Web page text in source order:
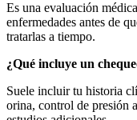
Es una evaluación
enfermedades antes de
tratarlas a tiempo.
¿Qué incluye un
Suele incluir tu historia
orina, control de presión